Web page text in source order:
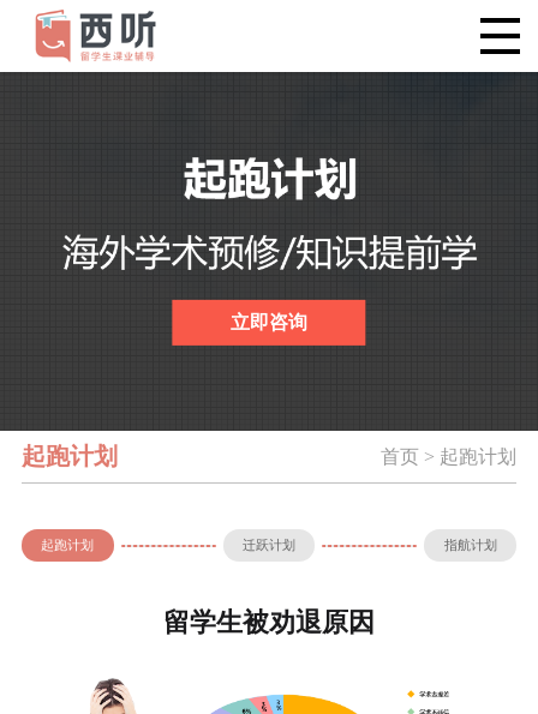
立即咨询
起跑计划 首页 > 起跑计划
起跑计划 迁跃计划 指航计划
留学生被劝退原因